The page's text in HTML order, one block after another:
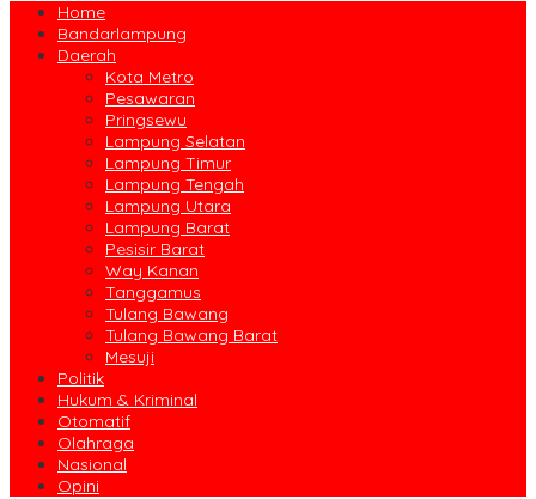
Home
Bandarlampung
Daerah
Kota Metro
Pesawaran
Pringsewu
Lampung Selatan
Lampung Timur
Lampung Tengah
Lampung Utara
Lampung Barat
Pesisir Barat
Way Kanan
Tanggamus
Tulang Bawang
Tulang Bawang Barat
Mesuji
Politik
Hukum & Kriminal
Otomatif
Olahraga
Nasional
Opini